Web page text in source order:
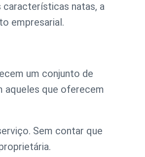
características natas, a
empresarial.
um conjunto de
aqueles que oferecem
Sem contar que